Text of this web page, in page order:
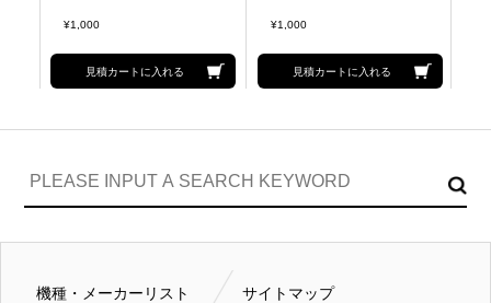
¥1,000
見積カートに入れる
¥1,000
見積カートに入れる
機種・メーカーリスト サイトマップ